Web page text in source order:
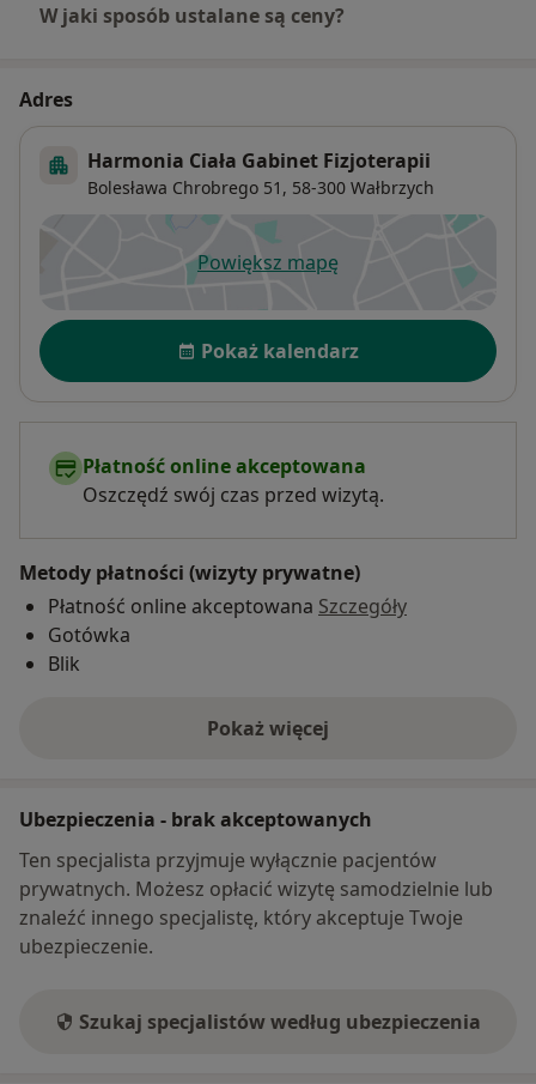
W jaki sposób ustalane są ceny?
Adres
Harmonia Ciała Gabinet Fizjoterapii
Bolesława Chrobrego 51, 58-300 Wałbrzych
Powiększ mapęotwiera się w nowej karcie
Dostępność
Pokaż kalendarz
Płatność online akceptowana
Oszczędź swój czas przed wizytą.
Metody płatności (wizyty prywatne)
Płatność online akceptowana Szczegóły
Gotówka
Blik
Pokaż więcej
o adresie
Ubezpieczenia - brak akceptowanych
Ten specjalista przyjmuje wyłącznie pacjentów
prywatnych. Możesz opłacić wizytę samodzielnie lub
znaleźć innego specjalistę, który akceptuje Twoje
ubezpieczenie.
Szukaj specjalistów według ubezpieczenia